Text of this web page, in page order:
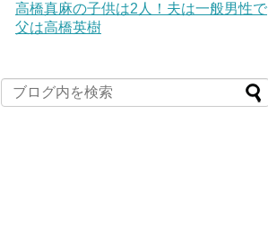
高橋真麻の子供は2人！夫は一般男性で
父は高橋英樹